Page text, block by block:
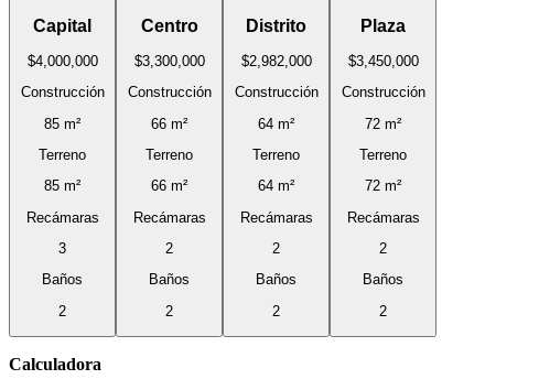
Capital
$4,000,000
Construcción
85 m²
Terreno
85 m²
Recámaras
3
Baños
2
Centro
$3,300,000
Construcción
66 m²
Terreno
66 m²
Recámaras
2
Baños
2
Distrito
$2,982,000
Construcción
64 m²
Terreno
64 m²
Recámaras
2
Baños
2
Plaza
$3,450,000
Construcción
72 m²
Terreno
72 m²
Recámaras
2
Baños
2
Calculadora